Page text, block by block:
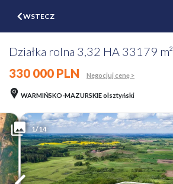
WSTECZ
Działka rolna 3,32 HA 33179 m²
330 000 PLN
Negocjuj cenę >
WARMIŃSKO-MAZURSKIE olsztyński
1/14